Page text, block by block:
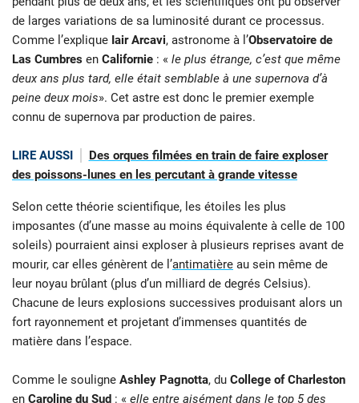
de larges variations de sa luminosité durant ce processus.
Comme l’explique Iair Arcavi, astronome à l’Observatoire de
Las Cumbres en Californie : « le plus étrange, c’est que même
deux ans plus tard, elle était semblable à une supernova d’à
peine deux mois». Cet astre est donc le premier exemple
connu de supernova par production de paires.
LIRE AUSSI
Des orques filmées en train de faire exploser
des poissons-lunes en les percutant à grande vitesse
Selon cette théorie scientifique, les étoiles les plus
imposantes (d’une masse au moins équivalente à celle de 100
soleils) pourraient ainsi exploser à plusieurs reprises avant de
mourir, car elles génèrent de l’antimatière au sein même de
leur noyau brûlant (plus d’un milliard de degrés Celsius).
Chacune de leurs explosions successives produisant alors un
fort rayonnement et projetant d’immenses quantités de
matière dans l’espace.
Comme le souligne Ashley Pagnotta, du College of Charleston
en Caroline du Sud : « elle entre aisément dans le top 5 des